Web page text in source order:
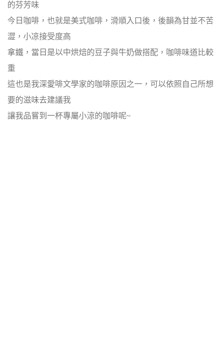
的芬芳味
今日咖啡，也就是美式咖啡，滑順入口後，後韻為甘並不苦
澀，小凉接受度高
拿鐵，當日是以中烘焙的豆子與牛奶做搭配，咖啡味道比較
重
這也是我深愛啡文學家的咖啡原因之一，可以依照自己所想
要的滋味去建議我
讓我品嘗到一杯專屬小涼的咖啡呢~